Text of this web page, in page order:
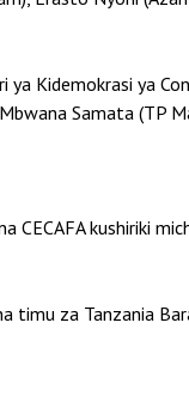
Kidemokrasi ya
Samata (TP
kushiriki
timu za Tanzania